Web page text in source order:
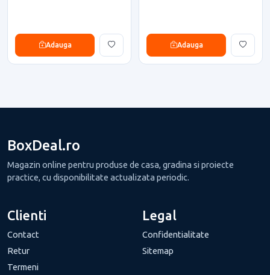
Adauga Adauga
BoxDeal.ro
Magazin online pentru produse de casa, gradina si proiecte
practice, cu disponibilitate actualizata periodic.
Clienti
Contact
Retur
Termeni
Legal
Confidentialitate
Sitemap